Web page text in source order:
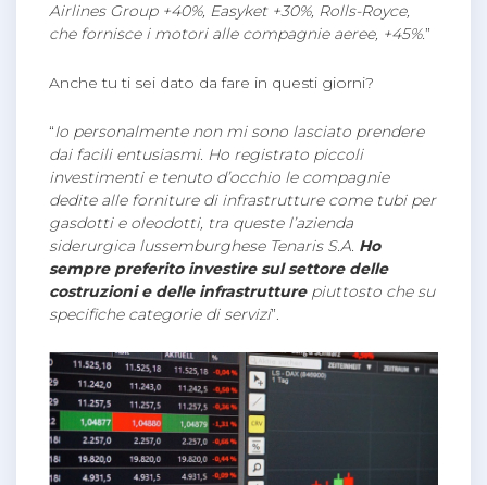
Airlines Group +40%, Easyket +30%, Rolls-Royce,
che fornisce i motori alle compagnie aeree, +45%.”
Anche tu ti sei dato da fare in questi giorni?
“Io personalmente non mi sono lasciato prendere
dai facili entusiasmi. Ho registrato piccoli
investimenti e tenuto d’occhio le compagnie
dedite alle forniture di infrastrutture come tubi per
gasdotti e oleodotti, tra queste l’azienda
siderurgica lussemburghese Tenaris S.A. Ho
sempre preferito investire sul settore delle
costruzioni e delle infrastrutture piuttosto che su
specifiche categorie di servizi”.